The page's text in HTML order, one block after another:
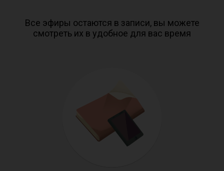
Все эфиры остаются в записи, вы можете
смотреть их в удобное для вас время